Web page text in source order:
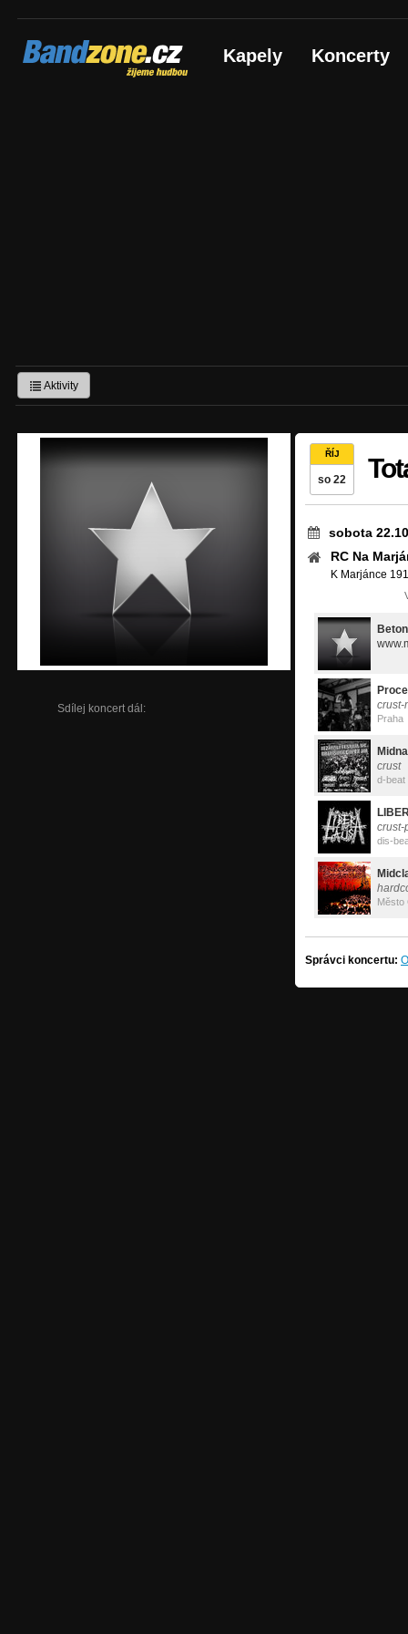
Bandzone.cz
žijeme hudbou Kapely Koncerty
Aktivity
Sdílej koncert dál:
ŘÍJ
so 22
sobota
RC Na
K Marjánce
crust-
Praha
crust
d-beat
crust-
dis-
Město
Správci koncertu: